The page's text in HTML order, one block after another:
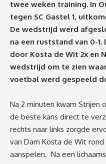
twee weken training. In
tegen SC Gastel 1,
De wedstrijd werd
na een ruststand van 0-
door Kosta de Wit 2x en
wedstrijd om te zien
voetbal werd gespeeld
Na 2 minuten kwam Strijen
de beste kans direct te
rechts naar links zorgde
van Dam Kosta de Wit
aanspelen. Na een